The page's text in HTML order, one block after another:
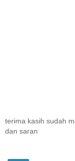
terima kasih sudah
dan saran